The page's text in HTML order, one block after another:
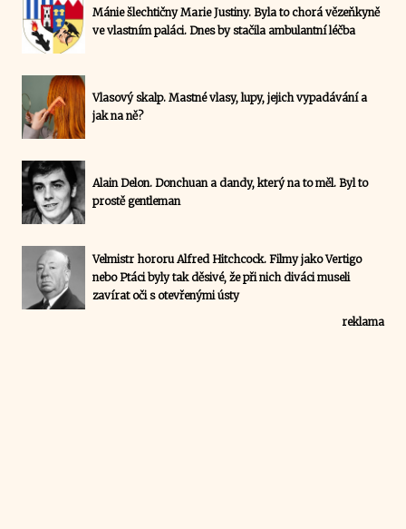
Mánie šlechtičny Marie Justiny. Byla to chorá vězeňkyně
ve vlastním paláci. Dnes by stačila ambulantní léčba
Vlasový skalp. Mastné vlasy, lupy, jejich vypadávání a
jak na ně?
Alain Delon. Donchuan a dandy, který na to měl. Byl to
prostě gentleman
Velmistr hororu Alfred Hitchcock. Filmy jako Vertigo
nebo Ptáci byly tak děsivé, že při nich diváci museli
zavírat oči s otevřenými ústy
reklama